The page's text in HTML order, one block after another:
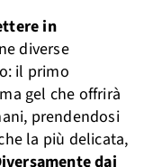
in
diverse
il primo
gel che offrirà
prendendosi
la più delicata,
dai